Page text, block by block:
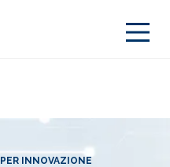
INNOVAZIONE